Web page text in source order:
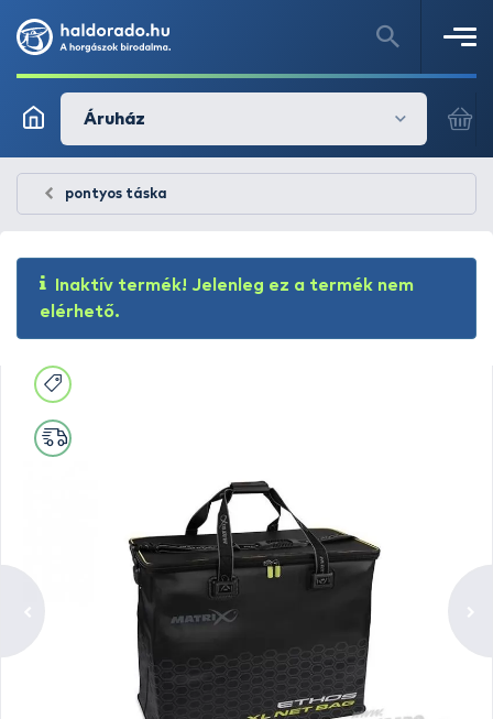
Áruház
pontyos táska
Inaktív termék! Jelenleg ez a termék nem
elérhető.